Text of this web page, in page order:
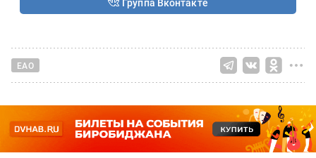
Группа Вконтакте
ЕАО